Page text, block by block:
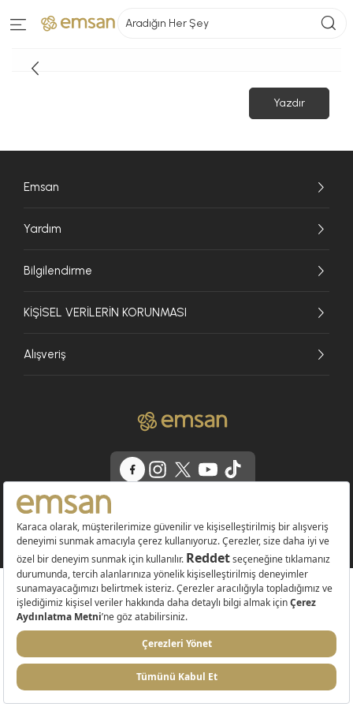
Aradığın Her Şey
Yazdır
Emsan
Yardım
Bilgilendirme
KİŞİSEL VERİLERİN KORUNMASI
Alışveriş
© 2026 EMSAN A.Ş. Tüm Hakları Saklıdır